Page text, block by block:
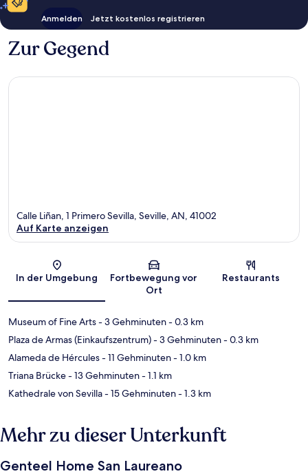
Anmelden Jetzt kostenlos registrieren
Zur Gegend
Karte
Calle Liñan, 1 Primero Sevilla, Seville, AN, 41002
Auf Karte anzeigen
In der Umgebung
Fortbewegung vor
Ort
Restaurants
Museum of Fine Arts- 3 Gehminuten- 0.3 km
Plaza de Armas (Einkaufszentrum)- 3 Gehminuten- 0.3 km
Alameda de Hércules- 11 Gehminuten- 1.0 km
Triana Brücke- 13 Gehminuten- 1.1 km
Kathedrale von Sevilla- 15 Gehminuten- 1.3 km
Mehr zu dieser Unterkunft
Genteel Home San Laureano